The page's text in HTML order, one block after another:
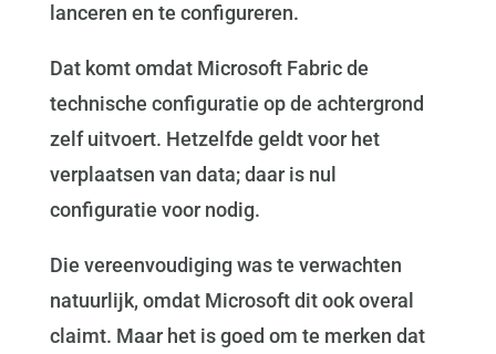
lanceren en te configureren.
Dat komt omdat Microsoft Fabric de
technische configuratie op de achtergrond
zelf uitvoert. Hetzelfde geldt voor het
verplaatsen van data; daar is nul
configuratie voor nodig.
Die vereenvoudiging was te verwachten
natuurlijk, omdat Microsoft dit ook overal
claimt. Maar het is goed om te merken dat